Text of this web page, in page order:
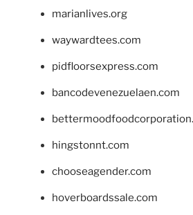
marianlives.org
waywardtees.com
pidfloorsexpress.com
bancodevenezuelaen.com
hingstonnt.com
chooseagender.com
hoverboardssale.com